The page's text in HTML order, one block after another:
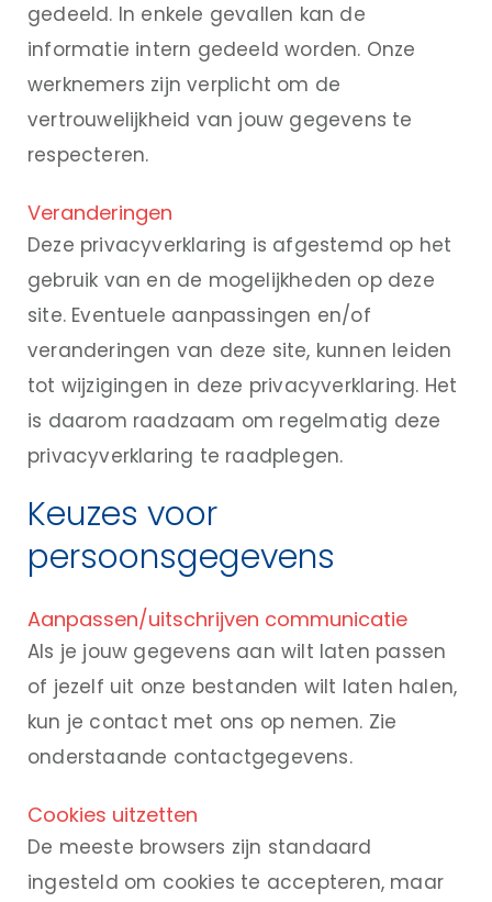
gedeeld. In enkele gevallen kan de
informatie intern gedeeld worden. Onze
werknemers zijn verplicht om de
vertrouwelijkheid van jouw gegevens te
respecteren.
Veranderingen
Deze privacyverklaring is afgestemd op het
gebruik van en de mogelijkheden op deze
site. Eventuele aanpassingen en/of
veranderingen van deze site, kunnen leiden
tot wijzigingen in deze privacyverklaring. Het
is daarom raadzaam om regelmatig deze
privacyverklaring te raadplegen.
Keuzes voor
persoonsgegevens
Aanpassen/uitschrijven communicatie
Als je jouw gegevens aan wilt laten passen
of jezelf uit onze bestanden wilt laten halen,
kun je contact met ons op nemen. Zie
onderstaande contactgegevens.
Cookies uitzetten
De meeste browsers zijn standaard
ingesteld om cookies te accepteren, maar